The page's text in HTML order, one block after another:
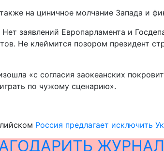
на циничное молчание Запада и
заявлений Европарламента и
Не клеймится позором президент
«с согласия заокеанских
по чужому сценарию».
Россия предлагает исключить